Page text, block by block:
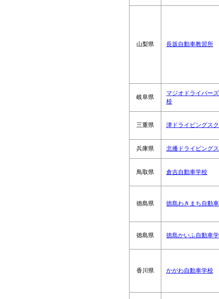
山梨県 長坂自動車教習所
岐阜県
マジオドライバー
校
三重県 津ドライビングス
兵庫県 北播ドライビング
鳥取県 倉吉自動車学校
徳島県 徳島わきまち自動
徳島県 徳島かいふ自動車
香川県 かがわ自動車学校